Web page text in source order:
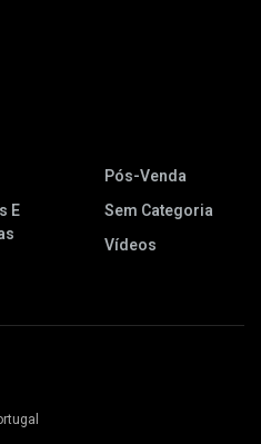
E
Pós-Venda
Sem Categoria
Vídeos